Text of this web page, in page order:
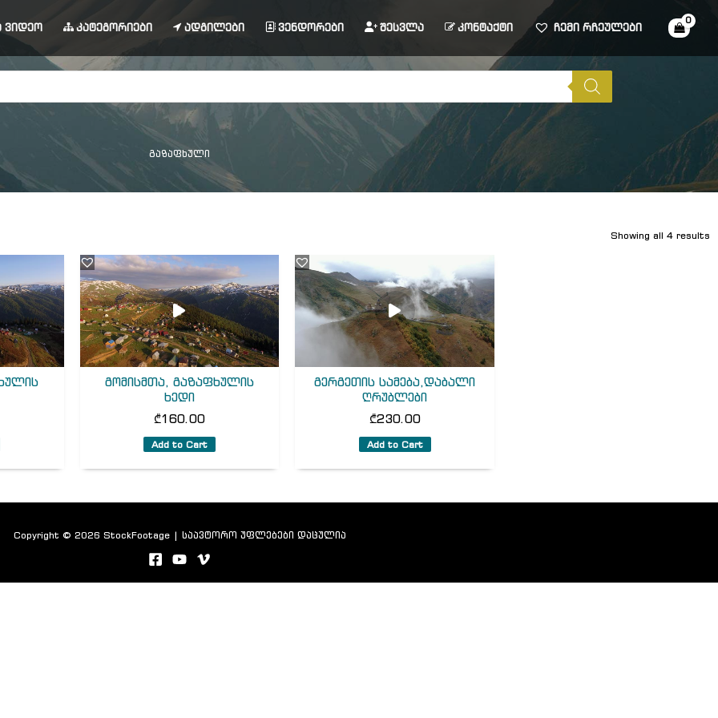
ვიდეო კატეგორიები ადგილები ვენდორები შესვლა კონტაქტი ჩემი რჩეულები
გაზაფხული
Showing all 4 results
გომისმთა, გაზაფხულის
ხედი
₾160.00
Add to Cart
გერგეთის სამება,დაბალი
ღრუბლები
₾230.00
Add to Cart
Copyright © 2026 StockFootage | საავტორო უფლებები დაცულია